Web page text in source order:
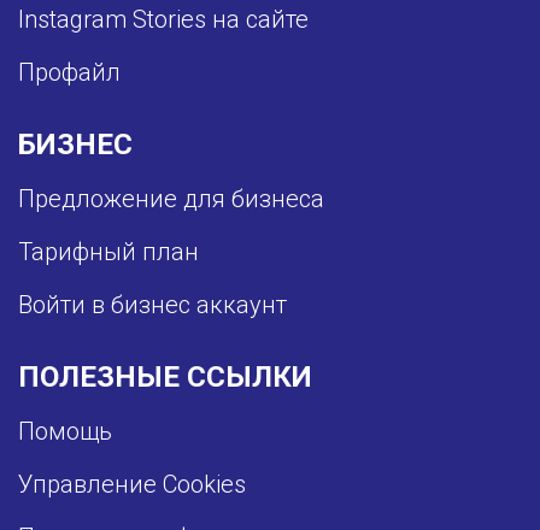
Instagram Stories на сайте
Профайл
БИЗНЕС
Предложение для бизнеса
Тарифный план
Войти в бизнес аккаунт
ПОЛЕЗНЫЕ ССЫЛКИ
Помощь
Управление Cookies